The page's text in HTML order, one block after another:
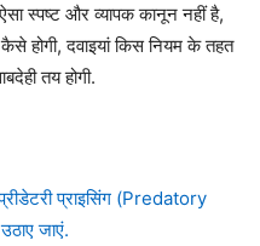
स्पष्ट और व्यापक कानून नहीं है,
होगी, दवाइयां किस नियम के तहत
तय होगी.
प्राइसिंग (Predatory
जाएं.